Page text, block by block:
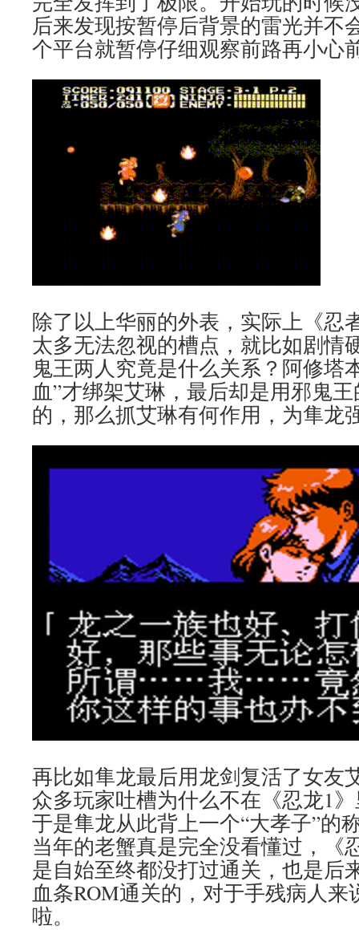
后来发现按暂停后背景的雷光并不
个平台就暂停仔细观察前路再小心
除了以上华丽的外表，实际上《忍
太多无法忽视的槽点，就比如剧
鬼王两人究竟是什么关系？阿修塔
血”才绑架艾琳，最后却是用邪鬼
的，那么抓艾琳有何作用，为隼龙
再比如隼龙最后用龙剑复活了女友
众多玩家吐槽为什么不在《忍龙1
于是隼龙从此背上一个“大孝子”
当年的老蟹真是完全没看懂过，《
是自始至终都没打过通关，也是后
血条ROM通关的，对于手残病人
啦。